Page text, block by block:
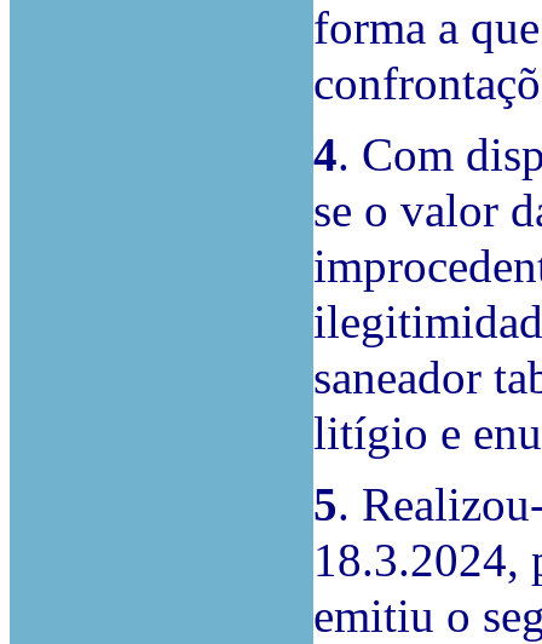
forma a
4. Com
se o valor
saneador
litígio e
5.
18.3.2024,
emitiu o